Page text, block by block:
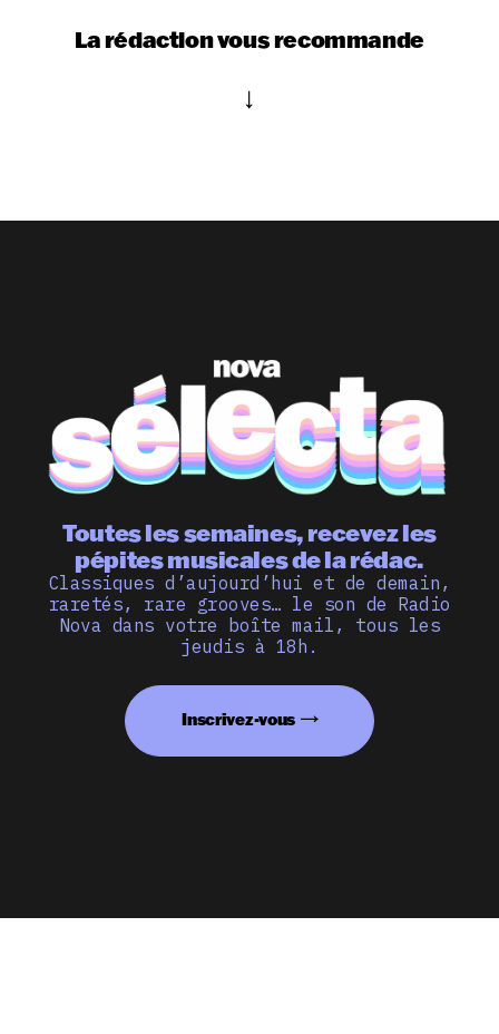
La rédaction vous recommande
Toutes les semaines, recevez les
pépites musicales de la rédac.
Classiques d’aujourd’hui et de demain,
raretés, rare grooves… le son de Radio
Nova dans votre boîte mail, tous les
jeudis à 18h.
Inscrivez-vous